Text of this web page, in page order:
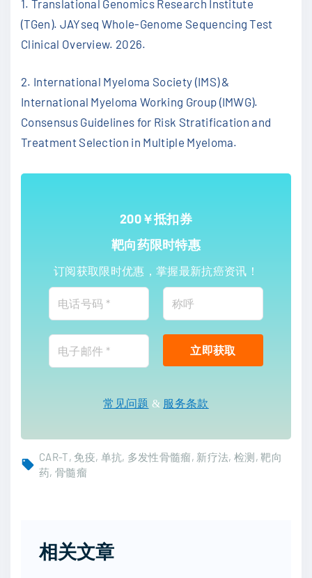
1. Translational Genomics Research Institute
(TGen). JAYseq Whole-Genome Sequencing Test
Clinical Overview. 2026.
2. International Myeloma Society (IMS) &
International Myeloma Working Group (IMWG).
Consensus Guidelines for Risk Stratification and
Treatment Selection in Multiple Myeloma.
200￥抵扣券
靶向药限时特惠
订阅获取限时优惠，掌握最新抗癌资讯！
常见问题 & 服务条款
CAR-T 免疫 单抗 多发性骨髓瘤 新疗法 检测 靶向
药 骨髓瘤
相关文章